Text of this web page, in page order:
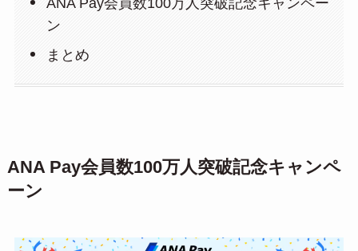
ン
まとめ
ANA Pay会員数100万人突破記念キャンペ
ーン